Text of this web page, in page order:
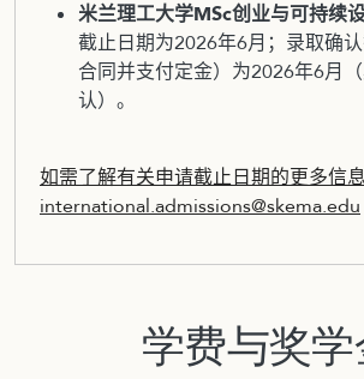
米兰理工大学MSc创业与可持续设
截止日期为2026年6月；录取确
合同并支付定金）为2026年6月
认）。
如需了解有关申请截止日期的更多信
international.admissions@skema.edu
学费与奖